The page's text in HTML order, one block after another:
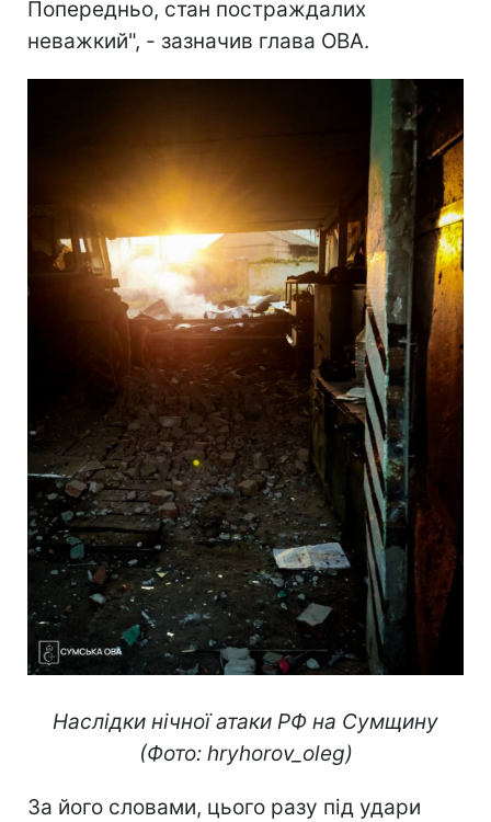
Попередньо, стан постраждалих
неважкий", - зазначив глава ОВА.
Наслідки нічної атаки РФ на Сумщину
(Фото: hryhorov_oleg)
За його словами, цього разу під удари